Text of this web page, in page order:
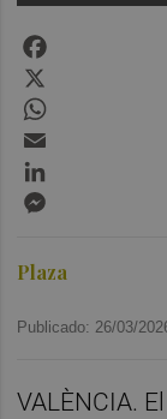
Plaza
Publicado: 26/03/
VALÈNCIA.